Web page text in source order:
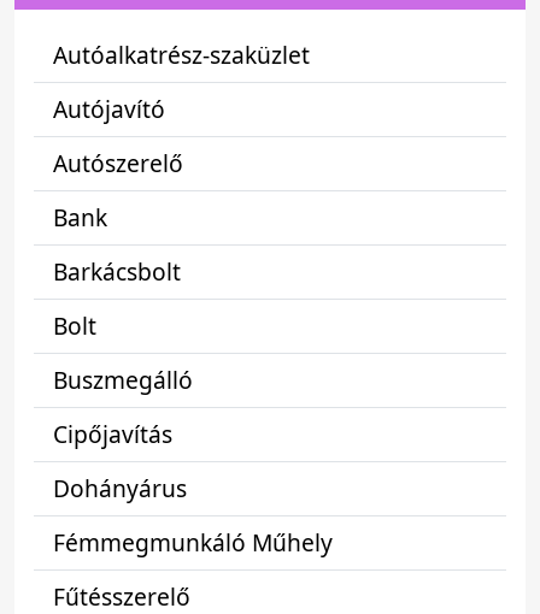
Autóalkatrész-szaküzlet
Autójavító
Autószerelő
Bank
Barkácsbolt
Bolt
Buszmegálló
Cipőjavítás
Dohányárus
Fémmegmunkáló Műhely
Fűtésszerelő